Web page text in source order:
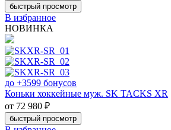
быстрый просмотр
В избранное
НОВИНКА
до +3599 бонусов
Коньки хоккейные муж. SK TACKS XR
от 72 980 ₽
быстрый просмотр